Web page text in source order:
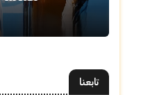
تابعنا